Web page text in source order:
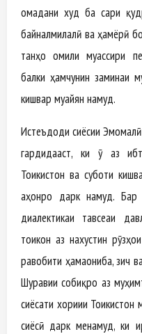
омадани худ ба сари
байналмилалӣ ва ҳамёрӣ
танҳо омили муассири
балки ҳамчунин заминаи
кишвар муайян намуд.
Истеъдоди сиёсии
гардидааст, ки ӯ аз
Тоҷикистон ва суботи
ҷаҳонро дарк намуд.
диалектикаи тавсеаи
тоҷикон аз нахустин
равобити ҳамаҷониба, зич
Шуравии собиқро аз
сиёсати хориҷии
сиёсӣ дарк менамуд, ки